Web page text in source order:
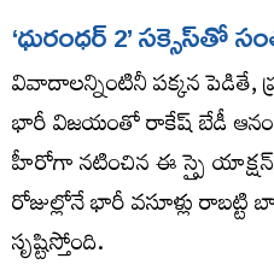
‘ధురంధర్ 2’ సక్సెస్‌తో
వివాదాలన్నింటినీ పక్కన పెడితే,
భారీ విజయంతో రాకేష్ బేడీ
హీరోగా నటించిన ఈ స్పై యాక్షన్
రోజుల్లోనే భారీ వసూళ్లు రాబట్టి
సృష్టిస్తోంది.